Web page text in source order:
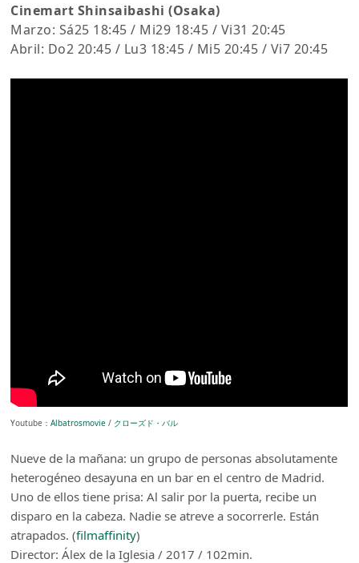
Cinemart Shinsaibashi (Osaka)
Marzo: Sá25 18:45 / Mi29 18:45 / Vi31 20:45
Abril: Do2 20:45 / Lu3 18:45 / Mi5 20:45 / Vi7 20:45
Youtube：Albatrosmovie / クローズド・バル
Nueve de la mañana: un grupo de personas absolutamente
heterogéneo desayuna en un bar en el centro de Madrid.
Uno de ellos tiene prisa: Al salir por la puerta, recibe un
disparo en la cabeza. Nadie se atreve a socorrerle. Están
atrapados. (filmaffinity)
Director: Álex de la Iglesia / 2017 / 102min.